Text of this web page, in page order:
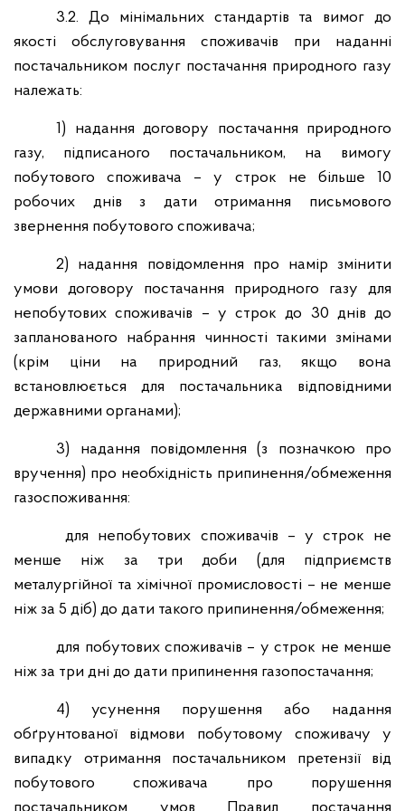
3.2. До мінімальних стандартів та вимог до
якості обслуговування споживачів при наданні
постачальником послуг постачання природного газу
належать:
1) надання договору постачання природного
газу, підписаного постачальником, на вимогу
побутового споживача – у строк не більше 10
робочих днів з дати отримання письмового
звернення побутового споживача;
2) надання повідомлення про намір змінити
умови договору постачання природного газу для
непобутових споживачів – у строк до 30 днів до
запланованого набрання чинності такими змінами
(крім ціни на природний газ, якщо вона
встановлюється для постачальника відповідними
державними органами);
3) надання повідомлення (з позначкою про
вручення) про необхідність припинення/обмеження
газоспоживання:
для непобутових споживачів – у строк не
менше ніж за три доби (для підприємств
металургійної та хімічної промисловості – не менше
ніж за 5 діб) до дати такого припинення/обмеження;
для побутових споживачів – у строк не менше
ніж за три дні до дати припинення газопостачання;
4) усунення порушення або надання
обґрунтованої відмови побутовому споживачу у
випадку отримання постачальником претензії від
побутового споживача про порушення